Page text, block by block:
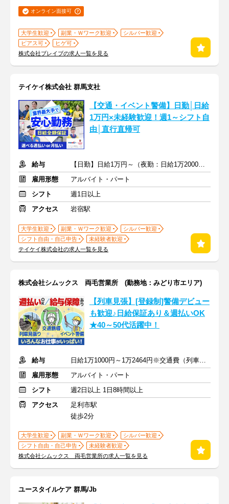
オンライン面接可
大学生歓迎 副業・Ｗワーク歓迎
シルバー歓迎
ピアス可
ヒゲ可
株式会社ブレイブの求人一覧を見る
テイケイ株式会社 群馬支社
【交通・イベント警備】日勤│日給
1万円×未経験歓迎！週1～シフト自
由│直行直帰可
給与
【日勤】日給1万円～（夜勤：日給1万2000円～）
雇用形態
アルバイト・パート
シフト
週1日以上
アクセス
岩宿駅
大学生歓迎 副業・Ｗワーク歓迎
シルバー歓迎
シフト自由・自己申告
未経験者歓迎
テイケイ株式会社の求人一覧を見る
株式会社シムックス 両毛営業所 (勤務地：みどり市エリア)
【列車見張】[登録制]警備デビュー
も歓迎♪日給保証あり＆週払いOK
★40～50代活躍中！
給与
日給1万1000円～1万2464円※交通費（列車見張員手当：1500円込）
雇用形態
アルバイト・パート
シフト
週2日以上 1日8時間以上
アクセス
足利市駅
徒歩2分
大学生歓迎 副業・Ｗワーク歓迎
シルバー歓迎
シフト自由・自己申告
未経験者歓迎
株式会社シムックス 両毛営業所の求人一覧を見る
ユースタイルケア 群馬/Jb